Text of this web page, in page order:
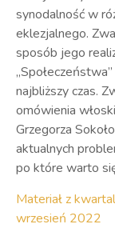
synodalność w
eklezjalnego.
sposób jego
najbliższy czas.
omówienia
Grzegorza
aktualnych
po które warto
Materiał z
wrzesień 2022